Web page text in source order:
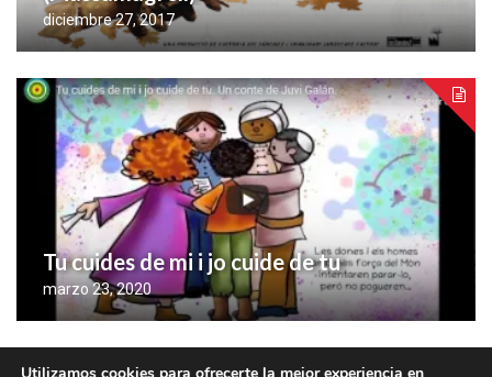
diciembre 27, 2017
Tu cuides de mi i jo cuide de tu
marzo 23, 2020